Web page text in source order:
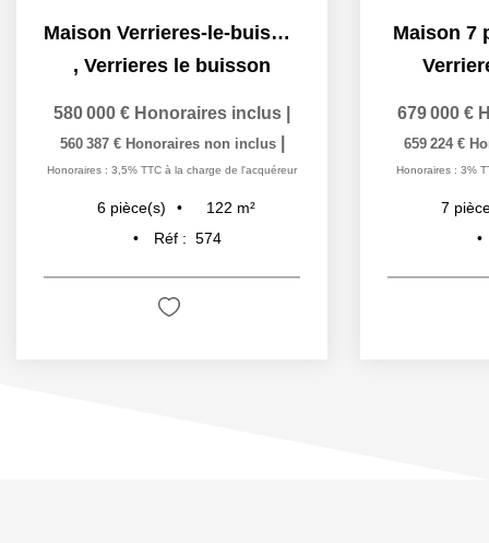
Maison Verrieres-le-buisson 6 pièce(s) 122.46 m2
, Verrieres le buisson
580 000 € Honoraires inclus
560 387 € Honoraires non inclus
Honoraires : 3,5% TTC à la charge de l'acquéreur
6 pièce(s) 122 m²
Réf : 574
Maison 7
679 000 €
659 224 €
Honoraires : 3%
7